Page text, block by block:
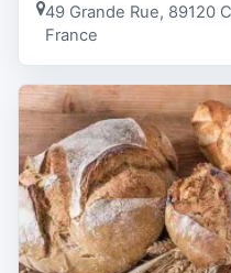
49 Grande Rue, 89120
France